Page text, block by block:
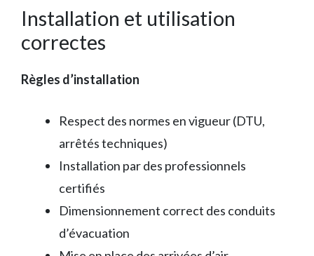
Installation et utilisation
correctes
Règles d’installation
Respect des normes en vigueur (DTU,
arrêtés techniques)
Installation par des professionnels
certifiés
Dimensionnement correct des conduits
d’évacuation